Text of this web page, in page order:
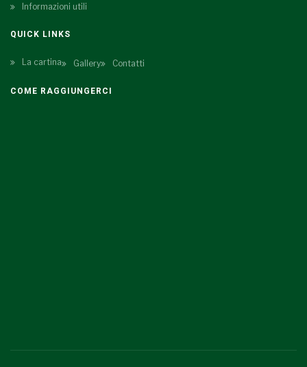
Informazioni utili
QUICK LINKS
La cartina Gallery Contatti
COME RAGGIUNGERCI